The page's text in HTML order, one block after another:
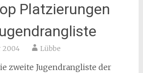
Platzierungen
2004 Lübbe
zweite Jugendrangliste der